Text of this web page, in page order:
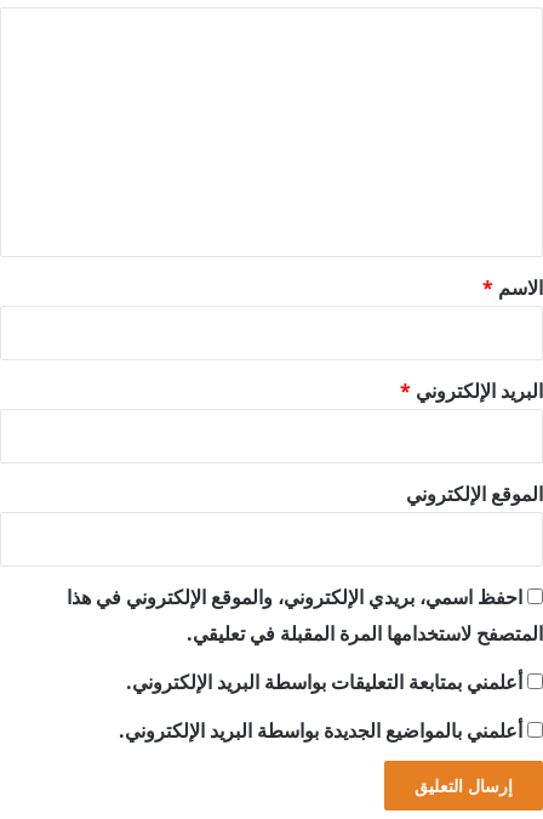
*
الاسم *
البريد الإلكتروني *
الموقع الإلكتروني
احفظ اسمي، بريدي الإلكتروني، والموقع الإلكتروني في هذا
المتصفح لاستخدامها المرة المقبلة في تعليقي.
أعلمني بمتابعة التعليقات بواسطة البريد الإلكتروني.
أعلمني بالمواضيع الجديدة بواسطة البريد الإلكتروني.